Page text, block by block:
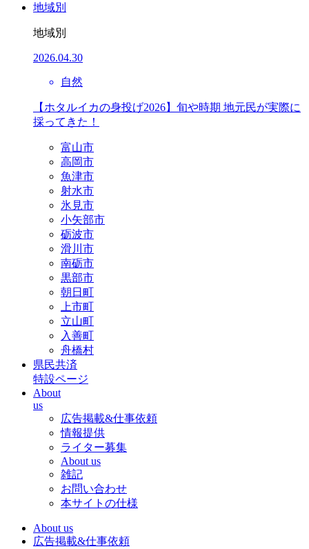
地域別
地域別
2026.04.30
自然
【ホタルイカの身投げ2026】旬や時期 地元民が実際に
採ってきた！
富山市
高岡市
魚津市
射水市
氷見市
小矢部市
砺波市
滑川市
南砺市
黒部市
朝日町
上市町
立山町
入善町
舟橋村
県民共済
特設ページ
About
us
広告掲載&仕事依頼
情報提供
ライター募集
About us
雑記
お問い合わせ
本サイトの仕様
About us
広告掲載&仕事依頼